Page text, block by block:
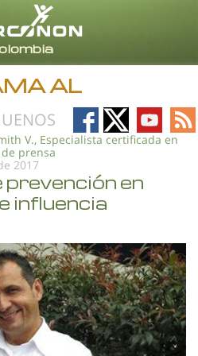
Español
Todas las Regiones/Idiomas
AL
Follow
on
Follow
on
Follow
on
on
V., Especialista certificada en
prensa
2017
prevención en
influencia